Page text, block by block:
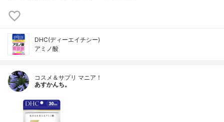
DHC(ディーエイチシー)
アミノ酸
コスメ＆サプリ マニア！
あすかんち。